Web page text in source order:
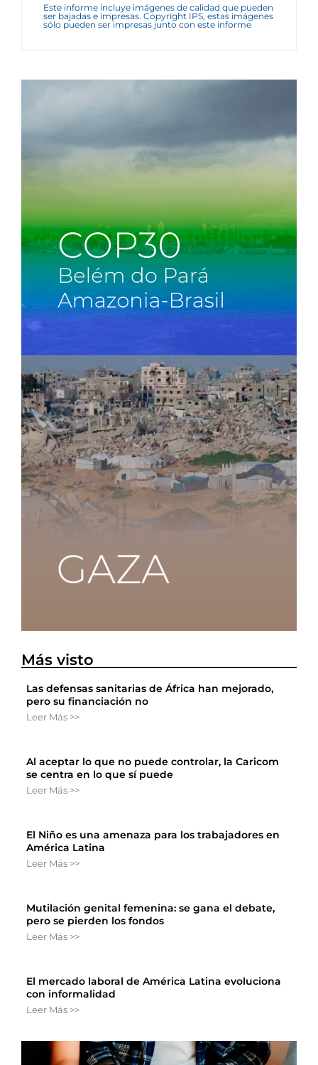
Este informe incluye imágenes de calidad que pueden
ser bajadas e impresas. Copyright IPS, estas imágenes
sólo pueden ser impresas junto con este informe
Más visto
Las defensas sanitarias de África han mejorado,
pero su financiación no
Leer Más >>
Al aceptar lo que no puede controlar, la Caricom
se centra en lo que sí puede
Leer Más >>
El Niño es una amenaza para los trabajadores en
América Latina
Leer Más >>
Mutilación genital femenina: se gana el debate,
pero se pierden los fondos
Leer Más >>
El mercado laboral de América Latina evoluciona
con informalidad
Leer Más >>